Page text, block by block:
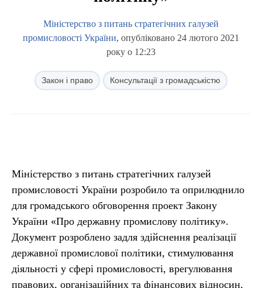
Міністерство з питань стратегічних галузей
промисловості України, опубліковано 24 лютого 2021
року о 12:23
Закон і право Консультації з громадськістю
Міністерство з питань стратегічних галузей
промисловості України розробило та оприлюднило
для громадського обговорення проект Закону
України «Про державну промислову політику».
Документ розроблено задля здійснення реалізації
державної промислової політики, стимулювання
діяльності у сфері промисловості, врегулювання
правових, організаційних та фінансових відносин,